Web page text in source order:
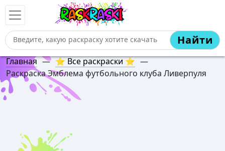
Найти
Главная — ⭐ Все раскраски ⭐ —
Раскраска Эмблема футбольного клуба Ливерпуля